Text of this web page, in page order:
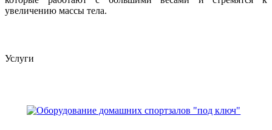
увеличению массы тела.
Услуги